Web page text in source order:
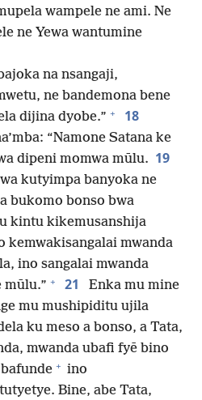
wampele ne ami. Ne
ne Yewa wantumine
na nsangaji,
ne bandemona bene
dijina dyobe.” + 18
“Namone Satana ke
dipeni momwa mūlu. 19
kutyimpa banyoka ne
bukomo bonso bwa
kintu kikemusanshija
kemwakisangalai mwanda
ino sangalai mwanda
mūlu.” + 21
Enka mu mine
mu mushipiditu ujila
ku meso a bonso, a Tata,
mwanda ubafi fyē bino
+ ino
Bine, abe Tata,